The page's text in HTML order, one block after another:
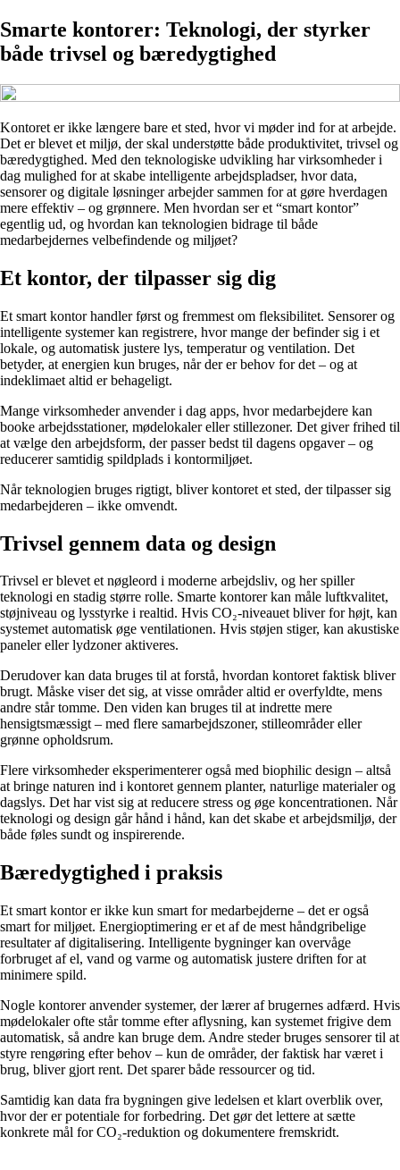
Smarte kontorer: Teknologi, der styrker
både trivsel og bæredygtighed
Kontoret er ikke længere bare et sted, hvor vi møder ind for at arbejde.
Det er blevet et miljø, der skal understøtte både produktivitet, trivsel og
bæredygtighed. Med den teknologiske udvikling har virksomheder i
dag mulighed for at skabe intelligente arbejdspladser, hvor data,
sensorer og digitale løsninger arbejder sammen for at gøre hverdagen
mere effektiv – og grønnere. Men hvordan ser et “smart kontor”
egentlig ud, og hvordan kan teknologien bidrage til både
medarbejdernes velbefindende og miljøet?
Et kontor, der tilpasser sig dig
Et smart kontor handler først og fremmest om fleksibilitet. Sensorer og
intelligente systemer kan registrere, hvor mange der befinder sig i et
lokale, og automatisk justere lys, temperatur og ventilation. Det
betyder, at energien kun bruges, når der er behov for det – og at
indeklimaet altid er behageligt.
Mange virksomheder anvender i dag apps, hvor medarbejdere kan
booke arbejdsstationer, mødelokaler eller stillezoner. Det giver frihed til
at vælge den arbejdsform, der passer bedst til dagens opgaver – og
reducerer samtidig spildplads i kontormiljøet.
Når teknologien bruges rigtigt, bliver kontoret et sted, der tilpasser sig
medarbejderen – ikke omvendt.
Trivsel gennem data og design
Trivsel er blevet et nøgleord i moderne arbejdsliv, og her spiller
teknologi en stadig større rolle. Smarte kontorer kan måle luftkvalitet,
støjniveau og lysstyrke i realtid. Hvis CO₂-niveauet bliver for højt, kan
systemet automatisk øge ventilationen. Hvis støjen stiger, kan akustiske
paneler eller lydzoner aktiveres.
Derudover kan data bruges til at forstå, hvordan kontoret faktisk bliver
brugt. Måske viser det sig, at visse områder altid er overfyldte, mens
andre står tomme. Den viden kan bruges til at indrette mere
hensigtsmæssigt – med flere samarbejdszoner, stilleområder eller
grønne opholdsrum.
Flere virksomheder eksperimenterer også med biophilic design – altså
at bringe naturen ind i kontoret gennem planter, naturlige materialer og
dagslys. Det har vist sig at reducere stress og øge koncentrationen. Når
teknologi og design går hånd i hånd, kan det skabe et arbejdsmiljø, der
både føles sundt og inspirerende.
Bæredygtighed i praksis
Et smart kontor er ikke kun smart for medarbejderne – det er også
smart for miljøet. Energioptimering er et af de mest håndgribelige
resultater af digitalisering. Intelligente bygninger kan overvåge
forbruget af el, vand og varme og automatisk justere driften for at
minimere spild.
Nogle kontorer anvender systemer, der lærer af brugernes adfærd. Hvis
mødelokaler ofte står tomme efter aflysning, kan systemet frigive dem
automatisk, så andre kan bruge dem. Andre steder bruges sensorer til at
styre rengøring efter behov – kun de områder, der faktisk har været i
brug, bliver gjort rent. Det sparer både ressourcer og tid.
Samtidig kan data fra bygningen give ledelsen et klart overblik over,
hvor der er potentiale for forbedring. Det gør det lettere at sætte
konkrete mål for CO₂-reduktion og dokumentere fremskridt.